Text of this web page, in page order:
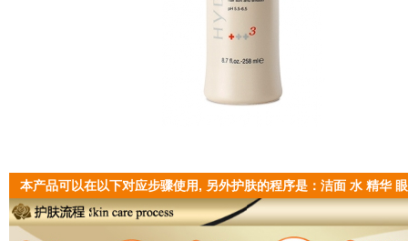
本产品可以在以下对应步骤使用, 另外护肤的程序是：洁面 水 精华